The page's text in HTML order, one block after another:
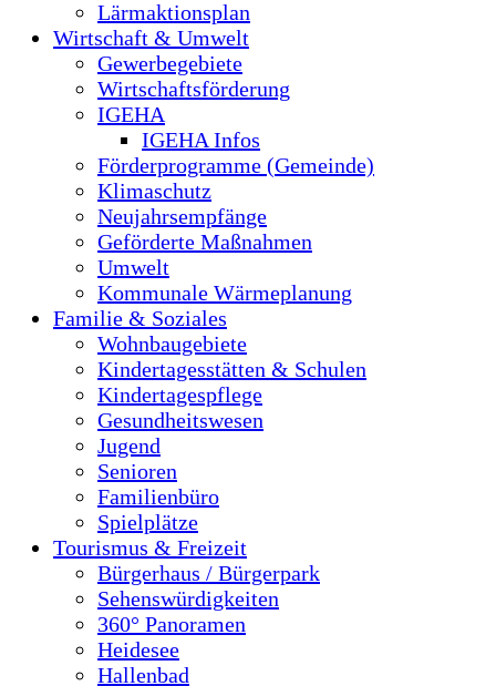
Lärmaktionsplan
Wirtschaft & Umwelt
Gewerbegebiete
Wirtschaftsförderung
IGEHA
IGEHA Infos
Förderprogramme (Gemeinde)
Klimaschutz
Neujahrsempfänge
Geförderte Maßnahmen
Umwelt
Kommunale Wärmeplanung
Familie & Soziales
Wohnbaugebiete
Kindertagesstätten & Schulen
Kindertagespflege
Gesundheitswesen
Jugend
Senioren
Familienbüro
Spielplätze
Tourismus & Freizeit
Bürgerhaus / Bürgerpark
Sehenswürdigkeiten
360° Panoramen
Heidesee
Hallenbad